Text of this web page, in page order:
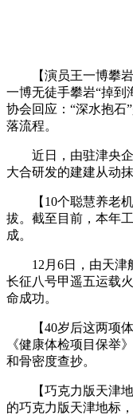
【演员王一博攀岩
一博无徒手攀岩“掉到
协会回应：“深水抱石
落流程。
近日，由驻津央企
大合研发的建建从动
【10个聪慧养老机
拔。截至目前，本年
成。
12月6日，由天津
长征八号甲遥五运载
命成功。
【40岁后这两项体
《健康体检项目保举
和骨密度查抄。
【巧克力版天津地
的巧克力版天津地标